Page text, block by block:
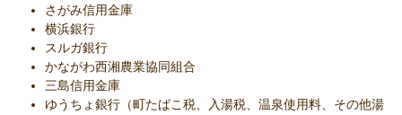
さがみ信用金庫
横浜銀行
スルガ銀行
かながわ西湘農業協同組合
三島信用金庫
ゆうちょ銀行（町たばこ税、入湯税、温泉使用料、その他湯